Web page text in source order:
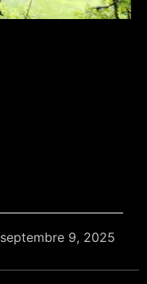
septembre 9, 2025